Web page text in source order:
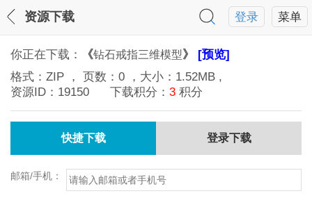
菜单
登录
资源下载
你正在下载： 《钻石戒指三维模型》 [预览]
格式： ZIP ， 页数： 0 ，大小： 1.52MB ,
资源ID： 19150 下载积分： 3 积分
快捷下载 登录下载
邮箱/手机：